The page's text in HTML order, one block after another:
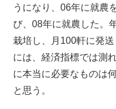
うになり、06年に就農
び、08年に就農した。
栽培し、月100軒に発
には、経済指標では測
に本当に必要なものは
と思う。